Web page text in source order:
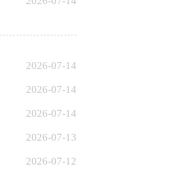
2026-07-14
2026-07-14
2026-07-14
2026-07-13
2026-07-12